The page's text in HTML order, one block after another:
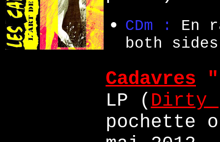
CDm : En
both
Cadavres "
LP (Dirty
pochette